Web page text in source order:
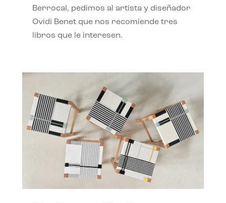
Berrocal, pedimos al artista y diseñador
Ovidi Benet que nos recomiende tres
libros que le interesen.